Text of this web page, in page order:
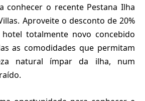
conhecer o recente Pestana Ilha
Aproveite o desconto de 20%
totalmente novo concebido
as comodidades que permitam
natural ímpar da ilha, num